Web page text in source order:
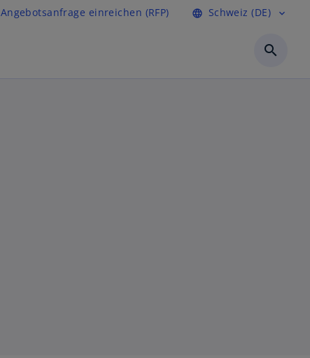
Angebotsanfrage einreichen (RFP) language Schweiz (DE) expand_more
search